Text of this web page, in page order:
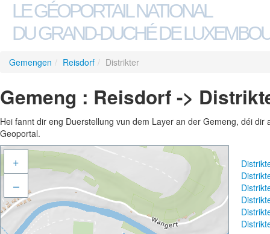
LE GÉOPORTAIL NATIONAL
DU GRAND-DUCHÉ DE
Gemengen / Reisdorf / Distrikter
Gemeng : Reisdorf ->
Hei fannt dir eng Duerstellung vun dem Layer an der Gemeng, déi
Geoportal.
+
–